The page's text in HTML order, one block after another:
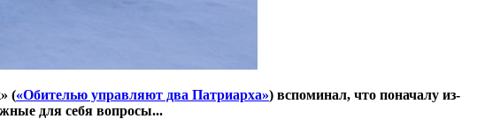
(«Обителью управляют два Патриарха») вспоминал, что поначалу из-
для себя вопросы...